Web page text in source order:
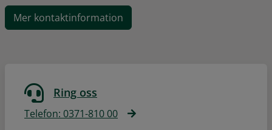
Mer kontaktinformation
Ring oss
Telefon: 0371-810 00